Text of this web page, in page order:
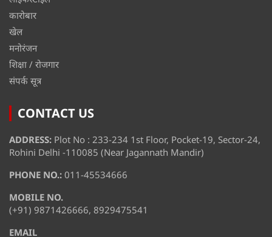
कारोबार
खेल
मनोरंजन
शिक्षा / रोजगार
संपर्क सूत्र
CONTACT US
ADDRESS: Plot No : 233-234 1st Floor, Pocket-19, Sector-24,
Rohini Delhi -110085 (Near Jagannath Mandir)
PHONE NO.: 011-45534666
MOBILE NO.
(+91) 9871426666, 8929475541
EMAIL